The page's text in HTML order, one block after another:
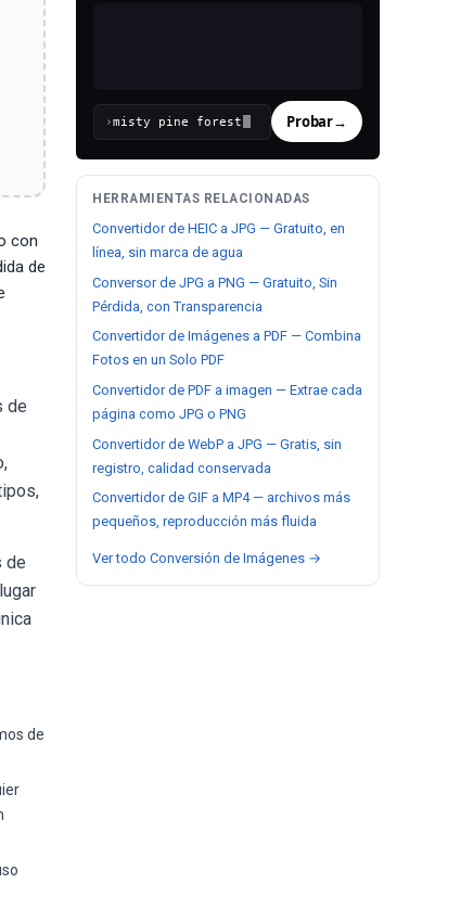
con
de
de
de
de
› Probar→
HERRAMIENTAS RELACIONADAS
Convertidor de HEIC a JPG — Gratuito, en
línea, sin marca de agua
Conversor de JPG a PNG — Gratuito, Sin
Pérdida, con Transparencia
Convertidor de Imágenes a PDF — Combina
Fotos en un Solo PDF
Convertidor de PDF a imagen — Extrae cada
página como JPG o PNG
Convertidor de WebP a JPG — Gratis, sin
registro, calidad conservada
Convertidor de GIF a MP4 — archivos más
pequeños, reproducción más fluida
Ver todo Conversión de Imágenes →